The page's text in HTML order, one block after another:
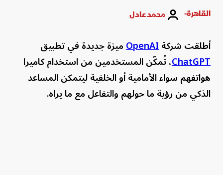
القاهرة- محمد عادل
أطلقت شركةOpenAIميزة جديدة في تطبيق
ChatGPT، تُمكّن المستخدمين من استخدام كاميرا
هواتفهم سواء الأمامية أو الخلفية ليتمكن المساعد
الذكي من رؤية ما حولهم والتفاعل مع ما يراه.